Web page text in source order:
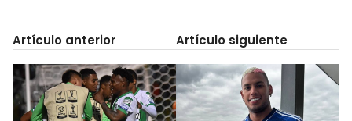
Artículo anterior Artículo siguiente